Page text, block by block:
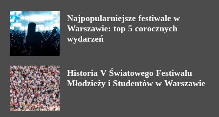
Najpopularniejsze festiwale w
Warszawie: top 5 corocznych
wydarzeń
Historia V Światowego Festiwalu
Młodzieży i Studentów w Warszawie